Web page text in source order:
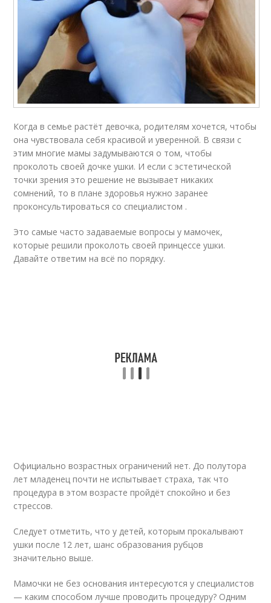
Когда в семье растёт девочка, родителям хочется, чтобы
она чувствовала себя красивой и уверенной. В связи с
этим многие мамы задумываются о том, чтобы
проколоть своей дочке ушки. И если с эстетической
точки зрения это решение не вызывает никаких
сомнений, то в плане здоровья нужно заранее
проконсультироваться со специалистом .
Это самые часто задаваемые вопросы у мамочек,
которые решили проколоть своей принцессе ушки.
Давайте ответим на всё по порядку.
Официально возрастных ограничений нет. До полутора
лет младенец почти не испытывает страха, так что
процедура в этом возрасте пройдёт спокойно и без
стрессов.
Следует отметить, что у детей, которым прокалывают
ушки после 12 лет, шанс образования рубцов
значительно выше.
Мамочки не без основания интересуются у специалистов
— каким способом лучше проводить процедуру? Одним